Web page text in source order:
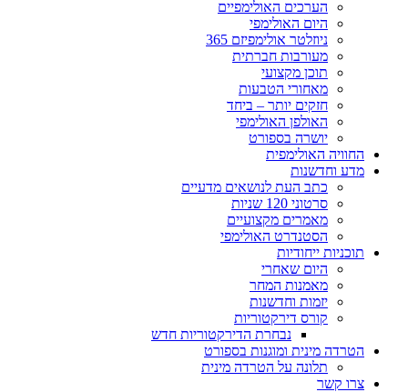
הערכים האולימפיים
היום האולימפי
ניוזלטר אולימפיזם 365
מעורבות חברתית
תוכן מקצועי
מאחורי הטבעות
חזקים יותר – ביחד
האולפן האולימפי
יושרה בספורט
החוויה האולימפית
מדע וחדשנות
כתב העת לנושאים מדעיים
סרטוני 120 שניות
מאמרים מקצועיים
הסטנדרט האולימפי
תוכניות ייחודיות
היום שאחרי
מאמנות המחר
יזמות וחדשנות
קורס דירקטוריות
נבחרת הדירקטוריות חדש
הטרדה מינית ומוגנות בספורט
תלונה על הטרדה מינית
צרו קשר